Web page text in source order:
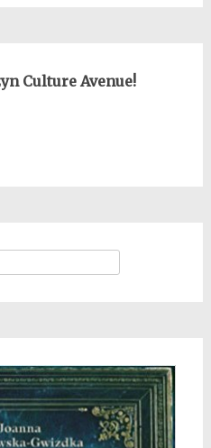
Culture Avenue!